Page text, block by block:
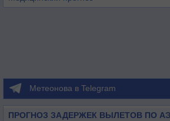
Метеонова в Telegram
ПРОГНОЗ ЗАДЕРЖЕК ВЫЛЕТОВ ПО